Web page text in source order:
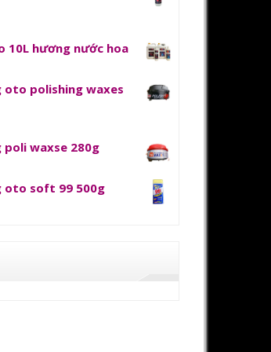
10L hương nước hoa
oto polishing waxes
poli waxse 280g
oto soft 99 500g